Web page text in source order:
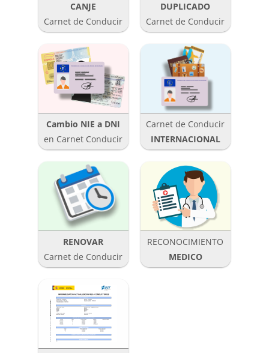
CANJE
Carnet de Conducir
DUPLICADO
Carnet de Conducir
Cambio NIE a DNI
en Carnet Conducir
Carnet de Conducir
INTERNACIONAL
RENOVAR
Carnet de Conducir
RECONOCIMIENTO
MEDICO